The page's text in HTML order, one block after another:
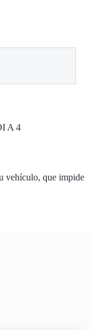
A 4
vehículo, que impide